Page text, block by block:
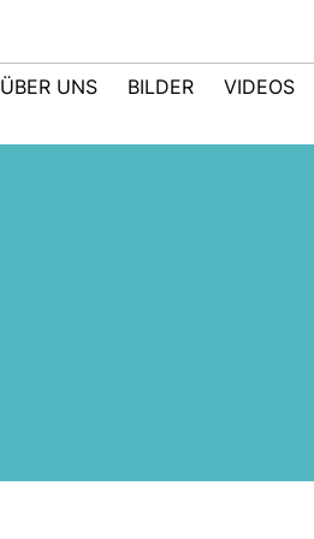
ÜBER UNS BILDER VIDEOS